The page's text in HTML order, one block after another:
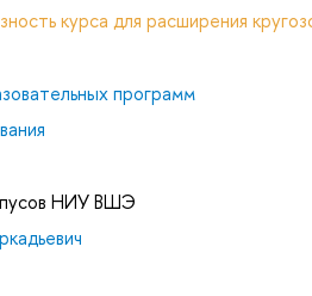
курса для расширения
программ
НИУ ВШЭ